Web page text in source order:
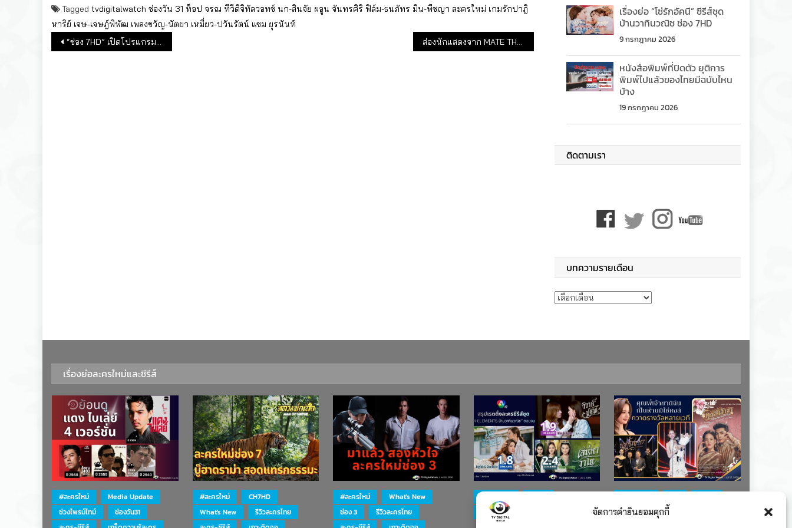
จัดการคำยินยอมคุกกี้
Tagged tvdigitalwatch ช่องวัน 31 ท็อป จรณ ทีวีดิจิทัลวอทช์ นก-สินจัย ผอูน จันทรศิริ ฟิล์ม-ธนภัทร มิน-พีชญา ละครใหม่ เกมรักปาฎิ
หาริย์ เจษ-เจษฎ์พิพัฒ เพลงขวัญ-นัตยา เหมี่ยว-ปวันรัตน์ แซม ยุรนันท์
แนะแนวเรื่อง
“ช่อง 7HD” เปิดโปรแกรมมวยเดือดทุกเวที ส่องนักแสดงจาก MATE THE SERIES ใครรับบทอะไรกันบ้าง
เรื่องย่อ “โซ่รักอัคนี” ซีรีส์ชุด
บ้านวาทินวณิช ช่อง 7HD
9 กรกฎาคม 2026
หนังสือพิมพ์ที่ปิดตัว ยุติการ
พิมพ์ไปแล้วของไทยมีฉบับไหน
บ้าง
19 กรกฎาคม 2026
ติดตามเรา
บทความรายเดือน
บทความรายเดือน
เรื่องย่อละครใหม่และซีรีส์
#ละครใหม่
Media Update
ช่วงไพรม์ไทม์
ช่องวัน31
#ละครใหม่
CH7HD
What's New
รีวิวละครไทย
#ละครใหม่
What's New
ช่อง 3
รีวิวละครไทย
ละคร-ซีรีส์
รางวัล
ละคร-ซีรีส์